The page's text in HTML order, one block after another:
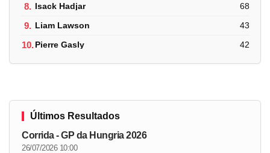
8. Isack Hadjar 68
9. Liam Lawson 43
10.Pierre Gasly 42
Últimos Resultados
Corrida - GP da Hungria 2026
26/07/2026 10:00